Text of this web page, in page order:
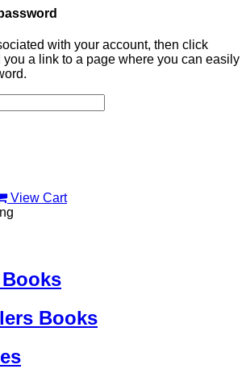
with your account, then click
a link to a page where you can easily
View Cart
Books